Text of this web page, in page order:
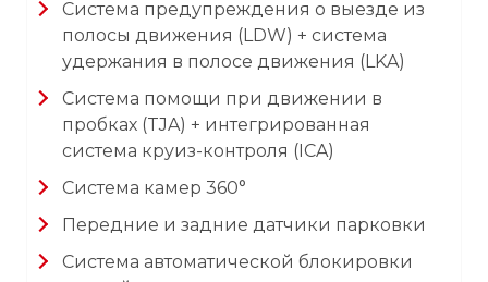
Система предупреждения о выезде из
полосы движения (LDW) + система
удержания в полосе движения (LKA)
Система помощи при движении в
пробках (TJA) + интегрированная
система круиз-контроля (ICA)
Система камер 360°
Передние и задние датчики парковки
Система автоматической блокировки